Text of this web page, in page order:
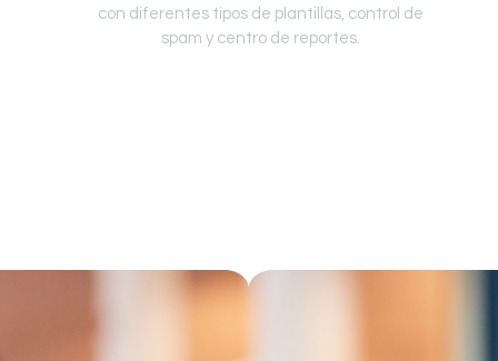
con diferentes tipos de plantillas, control de
spam y centro de reportes.